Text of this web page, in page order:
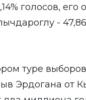
голосов, его
-
туре
Эрдогана от